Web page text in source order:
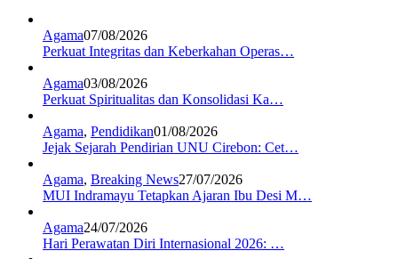
Agama07/08/2026
Perkuat Integritas dan Keberkahan Operas…
Agama03/08/2026
Perkuat Spiritualitas dan Konsolidasi Ka…
Agama, Pendidikan01/08/2026
Jejak Sejarah Pendirian UNU Cirebon: Cet…
Agama, Breaking News27/07/2026
MUI Indramayu Tetapkan Ajaran Ibu Desi M…
Agama24/07/2026
Hari Perawatan Diri Internasional 2026: …